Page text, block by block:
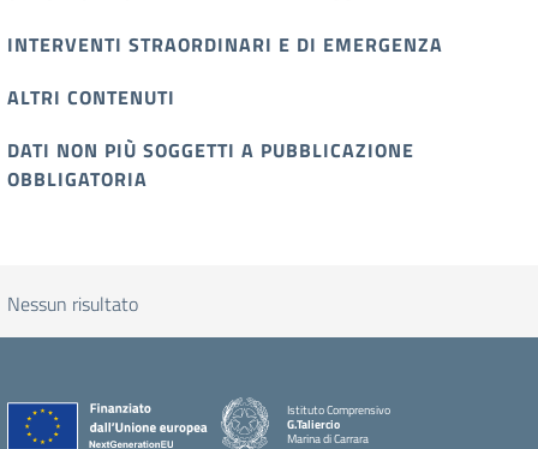
INTERVENTI STRAORDINARI E DI EMERGENZA
ALTRI CONTENUTI
DATI NON PIÙ SOGGETTI A PUBBLICAZIONE
OBBLIGATORIA
Nessun risultato
Istituto Comprensivo
G.Taliercio
Marina di Carrara